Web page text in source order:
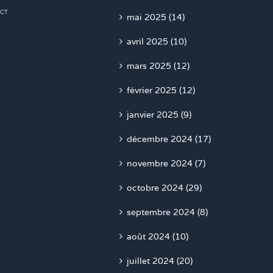
mai 2025 (14)
avril 2025 (10)
mars 2025 (12)
février 2025 (12)
janvier 2025 (9)
décembre 2024 (17)
novembre 2024 (7)
octobre 2024 (29)
septembre 2024 (8)
août 2024 (10)
juillet 2024 (20)